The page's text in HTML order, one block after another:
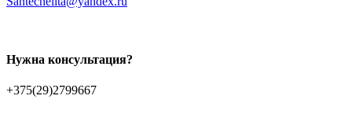
Нужна консультация?
+375(29)2799667